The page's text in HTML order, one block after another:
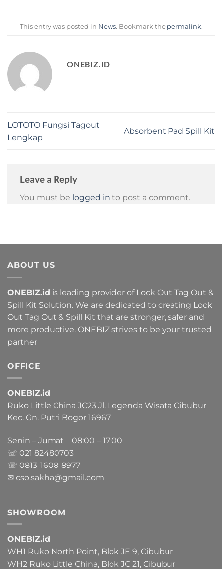
This entry was posted in News. Bookmark the permalink.
ONEBIZ.ID
LOTOTO Fungsi Tagout
Lengkap
Absorbent Pad Spill Kit
Leave a Reply
You must be logged in to post a comment.
ABOUT US
ONEBIZ.id is leading provider of Lock Out Tag Out &
Spill Kit Solution. We are dedicated to creating Lock
Out Tag Out & Spill Kit that are stronger, safer and
more productive. ONEBIZ strives to be your trusted
partner
OFFICE
ONEBIZ.id
Ruko Little China JC23 Jl. Legenda Wisata Cibubur
Kec. Gn. Putri Bogor 16967
Senin – Jumat 08:00 – 17:00
☏ 021 82480703
☏ 0813-1608-8977
✉ cso.sakha@gmail.com
SHOWROOM
ONEBIZ.id
WH1 Ruko North Point, Blok JE 9, Cibubur
WH2 Ruko Little China, Blok JC 21, Cibubur